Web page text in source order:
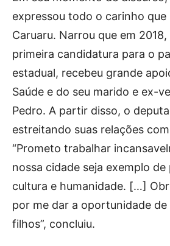
expressou todo o carinho
Caruaru. Narrou que em 2018,
primeira candidatura para o
estadual, recebeu grande
Saúde e do seu marido e ex-
Pedro. A partir disso, o
estreitando suas relações
“Prometo trabalhar
nossa cidade seja exemplo de
cultura e humanidade. […]
por me dar a oportunidade de
filhos”, concluiu.